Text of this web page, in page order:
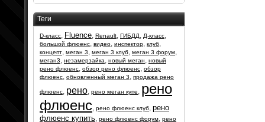
Теги
D-класс, Fluence, Renault, ГИБДД, Д-класс,
большой флюенс, видео, инспектор, клуб,
концепт, меган 3, меган 3 клуб, меган 3 форум,
меган3, незамерзайка, новый меган, новый
рено флюенс, обзор рено флюенс, обзор
флюенс, обновленный меган 3, продажа рено
флюенс, рено, рено меган купе, рено
флюенс, рено флюенс клуб, рено
флюенс купить, рено флюенс форум, рено